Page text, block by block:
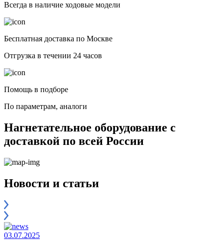
Всегда в наличие ходовые модели
Бесплатная доставка по Москве
Отгрузка в течении 24 часов
Помощь в подборе
По параметрам, аналоги
Нагнетательное оборудование с
доставкой по всей России
Новости и статьи
03.07.2025